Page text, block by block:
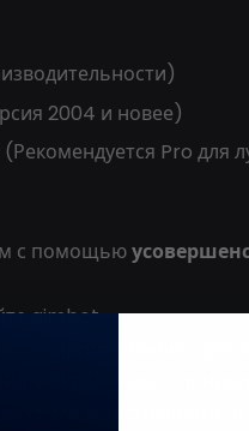
2004 и новее)
Pro для
с помощью
aimbot
для естественного